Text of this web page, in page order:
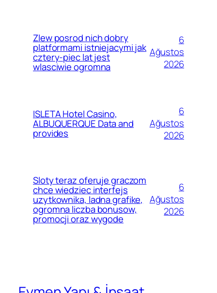
Zlew posrod nich dobry
platformami istniejacymi jak
cztery-piec lat jest
wlasciwie ogromna
6
Ağustos
2026
ISLETA Hotel Casino,
ALBUQUERQUE Data and
provides
6
Ağustos
2026
Sloty teraz oferuje graczom
chce wiedziec interfejs
uzytkownika, ladna grafike,
ogromna liczba bonusow,
promocji oraz wygode
6
Ağustos
2026